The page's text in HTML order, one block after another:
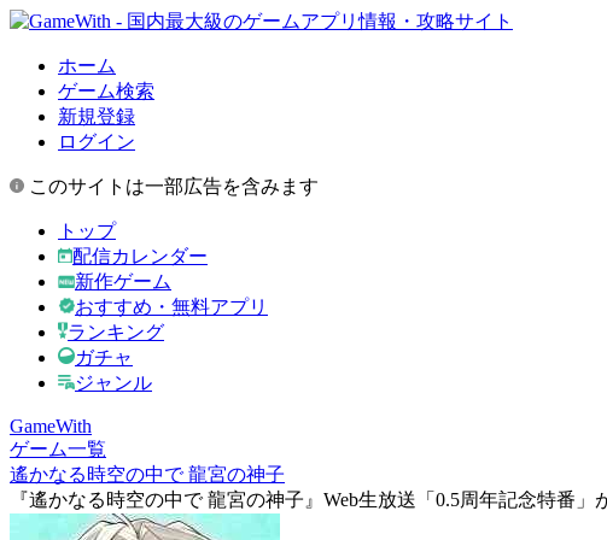
ホーム
ゲーム検索
新規登録
ログイン
このサイトは一部広告を含みます
トップ
配信カレンダー
新作ゲーム
おすすめ・無料アプリ
ランキング
ガチャ
ジャンル
GameWith
ゲーム一覧
遙かなる時空の中で 龍宮の神子
『遙かなる時空の中で 龍宮の神子』Web生放送「0.5周年記念特番